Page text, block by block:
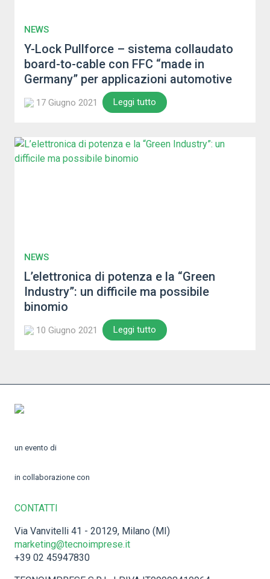
NEWS
Y-Lock Pullforce – sistema collaudato
board-to-cable con FFC “made in
Germany” per applicazioni automotive
17 Giugno 2021 Leggi tutto
NEWS
L’elettronica di potenza e la “Green
Industry”: un difficile ma possibile
binomio
10 Giugno 2021 Leggi tutto
un evento di
in collaborazione con
CONTATTI
Via Vanvitelli 41 - 20129, Milano (MI)
marketing@tecnoimprese.it
+39 02 45947830